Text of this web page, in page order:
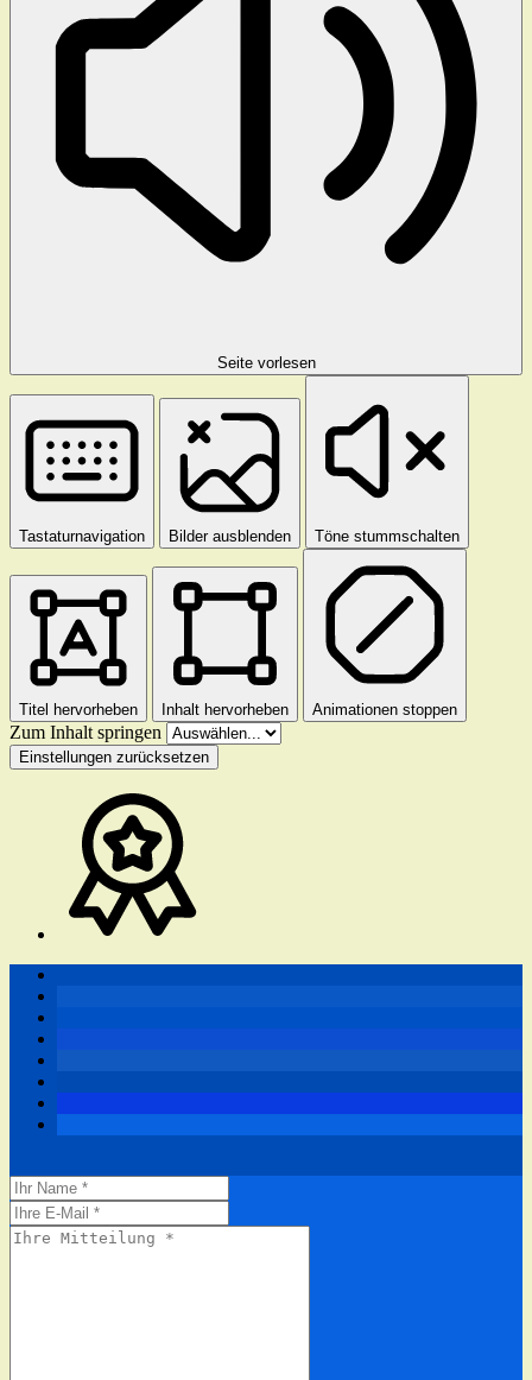
Seite vorlesen
Tastaturnavigation Bilder ausblenden Töne stummschalten
Titel hervorheben Inhalt hervorheben Animationen stoppen
Zum Inhalt springen
Einstellungen zurücksetzen